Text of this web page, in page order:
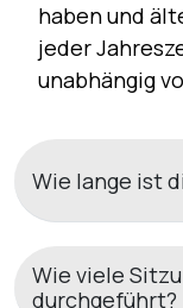
haben und
jeder
unabhängig
Wie lange ist
Wie viele
durchgeführt?